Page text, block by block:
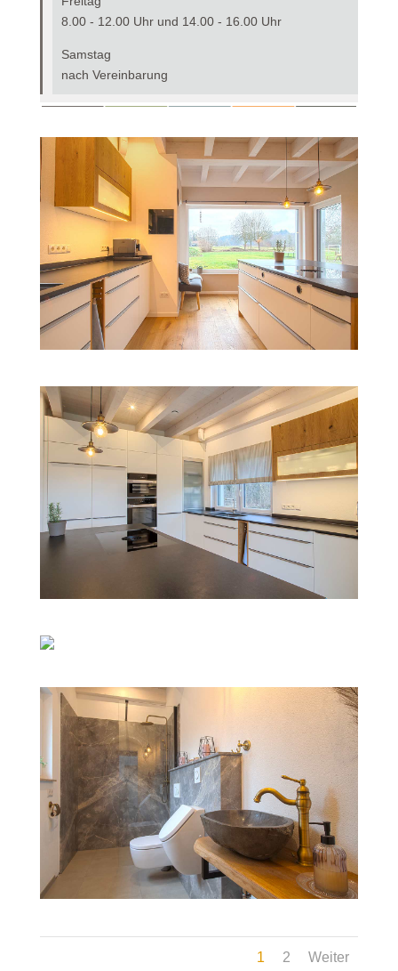
8.00 - 12.00 Uhr und 14.00 - 16.00 Uhr
Samstag
nach Vereinbarung
1 2 Weiter